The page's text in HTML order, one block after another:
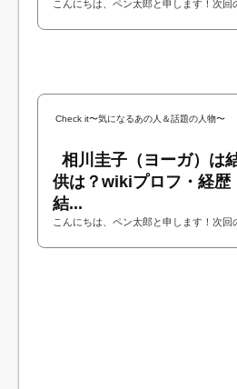
こんにちは、ペン太郎と申します！次回
Check it〜気になるあの人＆話題の人物〜
相川圭子（ヨーガ）は
供は？wikiプロフ・経歴
結...
こんにちは、ペン太郎と申します！次